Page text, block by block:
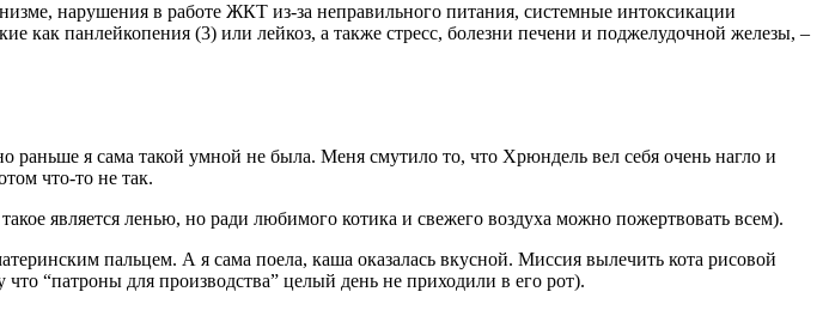
нарушения в работе ЖКТ из-за неправильного питания, системные интоксикации
как панлейкопения (3) или лейкоз, а также стресс, болезни печени и поджелудочной железы, –
я сама такой умной не была. Меня смутило то, что Хрюндель вел себя очень нагло и
что-то не так.
является ленью, но ради любимого котика и свежего воздуха можно пожертвовать всем).
пальцем. А я сама поела, каша оказалась вкусной. Миссия вылечить кота рисовой
“патроны для производства” целый день не приходили в его рот).